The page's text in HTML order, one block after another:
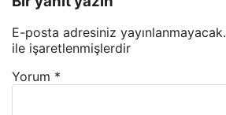
E-posta adresiniz yayınlanmayacak.
ile işaretlenmişlerdir
Yorum *